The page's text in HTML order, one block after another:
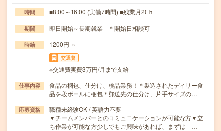
時間 ■8:00～16:00 (実働7時間) ■残業月20ｈ
期間 即日開始～長期就業 ＊開始日相談可
時給 1200円 ～
交通費
※交通費実費3万円/月まで支給
仕事内容
食品の梱包、仕分け、検品業務！＊製造されたデイリー食
品を段ボールに梱包＊郵送先の仕分け、片手サイズの…
応募資格
職種未経験OK / 英語力不要
▼チームメンバーとのコミュニケーションが可能な方▼立
ち作業が可能な方少しでもご興味があれば、まずは「…